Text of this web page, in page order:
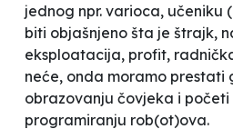
jednog npr. varioca, učeniku
biti objašnjeno šta je štrajk,
eksploatacija, profit,
neće, onda moramo prestati
obrazovanju čovjeka i
programiranju rob(ot)ova.